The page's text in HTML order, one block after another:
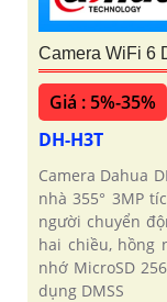
Camera WiFi 6
Giá : 5%-35%
DH-H3T
Camera Dahua
nhà 355° 3MP
người chuyển
hai chiều, hồng
nhớ MicroSD
dụng DMSS